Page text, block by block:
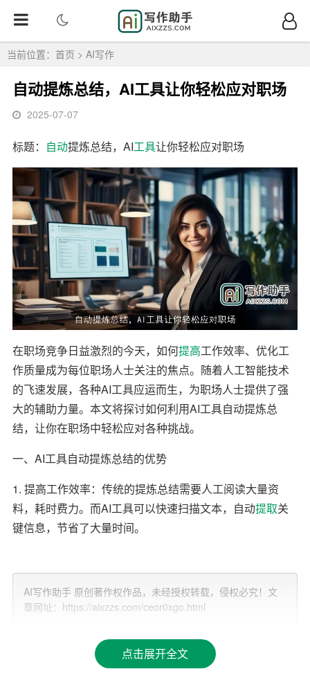
当前位置： 首页 > AI写作
自动提炼总结，AI工具让你轻松应对职场
2025-07-07
标题： 自动提炼总结，AI工具让你轻松应对职场
在职场竞争日益激烈的今天，如何提高工作效率、优化工
作质量成为每位职场人士关注的焦点。随着人工智能技术
的飞速发展，各种AI工具应运而生，为职场人士提供了强
大的辅助力量。本文将探讨如何利用AI工具自动提炼总
结，让你在职场中轻松应对各种挑战。
一、AI工具自动提炼总结的优势
1. 提高工作效率：传统的提炼总结需要人工阅读大量资
料，耗时费力。而AI工具可以快速扫描文本，自动提取关
键信息，节省了大量时间。
中的关键信息，避免人工提炼过程中的遗漏和偏差。
3. 适应性强：AI工具可以应用于各种文本类型，如
4. 个性化定制：部分AI工具支持用户自定义提取规则，满
AI写作助手 原创著作权作品，未经授权转载，侵权必究！文
章网址：https://aixzzs.com/ceor0xgo.html
点击展开全文